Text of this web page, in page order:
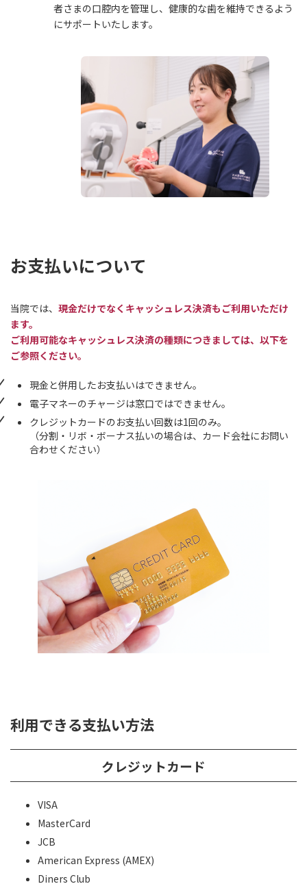
者さまの口腔内を管理し、健康的な歯を維持できるよう
にサポートいたします。
お支払いについて
当院では、 現金だけでなくキャッシュレス決済もご利用いただけ
ます。
ご利用可能なキャッシュレス決済の種類につきましては、以下を
ご参照ください。
現金と併用したお支払いはできません。
電子マネーのチャージは窓口ではできません。
クレジットカードのお支払い回数は1回のみ。
（分割・リボ・ボーナス払いの場合は、カード会社にお問い
合わせください）
利用できる支払い方法
クレジットカード
VISA
MasterCard
JCB
American Express (AMEX)
Diners Club